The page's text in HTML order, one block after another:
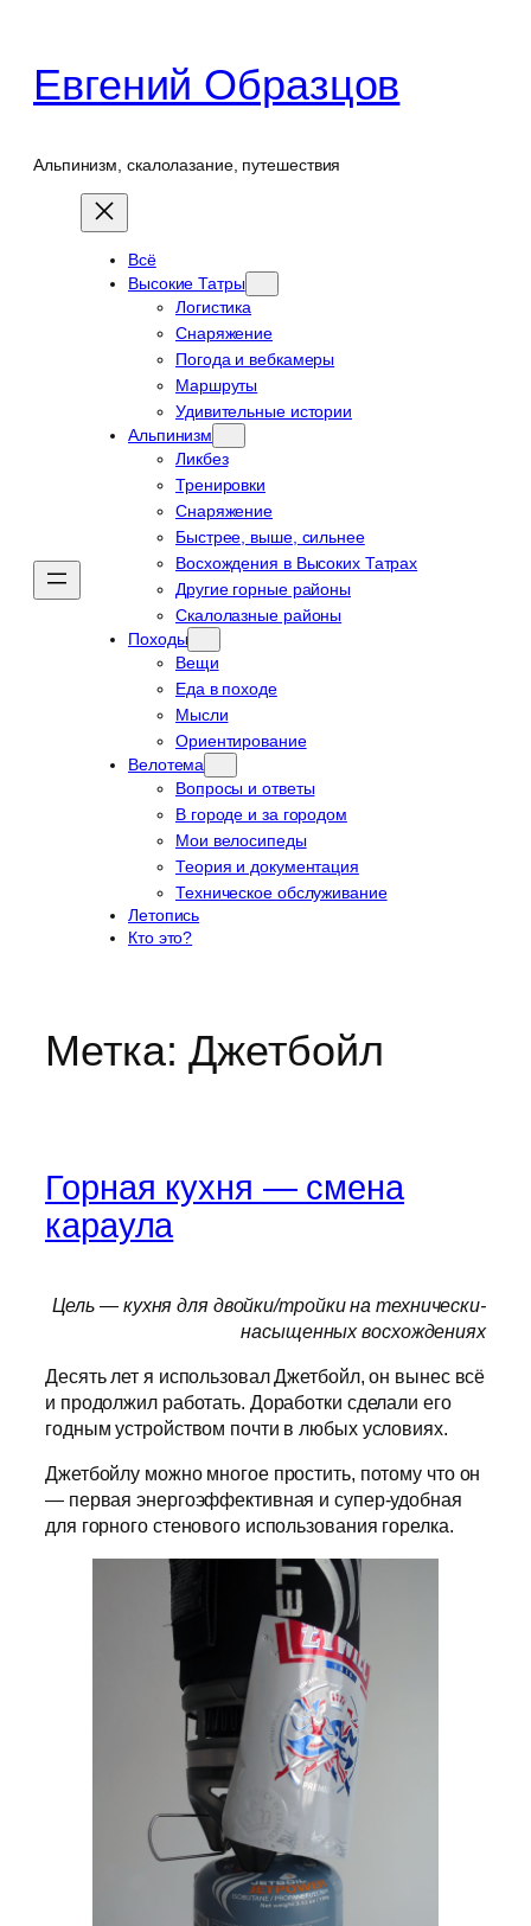
содержимому
Евгений Образцов
Альпинизм, скалолазание, путешествия
Всё
Высокие Татры
Логистика
Снаряжение
Погода и вебкамеры
Маршруты
Удивительные истории
Альпинизм
Ликбез
Тренировки
Снаряжение
Быстрее, выше, сильнее
Восхождения в Высоких Татрах
Другие горные районы
Скалолазные районы
Походы
Вещи
Еда в походе
Мысли
Ориентирование
Велотема
Вопросы и ответы
В городе и за городом
Мои велосипеды
Теория и документация
Техническое обслуживание
Летопись
Кто это?
Метка:Джетбойл
Горная кухня — смена
караула
Цель — кухня для двойки/тройки на технически-
насыщенных восхождениях
Десять лет я использовал Джетбойл, он вынес всё
и продолжил работать. Доработки сделали его
годным устройством почти в любых условиях.
Джетбойлу можно многое простить, потому что он
— первая энергоэффективная и супер-удобная
для горного стенового использования горелка.